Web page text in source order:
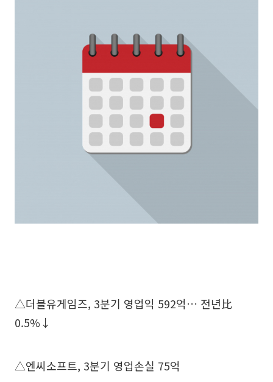
△더블유게임즈, 3분기 영업익 592억… 전년比
0.5%↓
△엔씨소프트, 3분기 영업손실 75억